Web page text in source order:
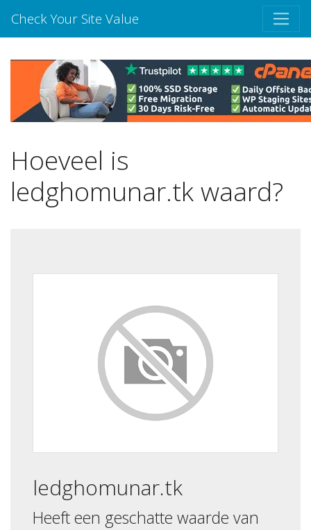
Check Your Site Value
Hoeveel is
ledghomunar.tk waard?
ledghomunar.tk
Heeft een geschatte waarde van